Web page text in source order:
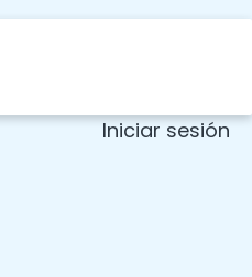
Iniciar sesión